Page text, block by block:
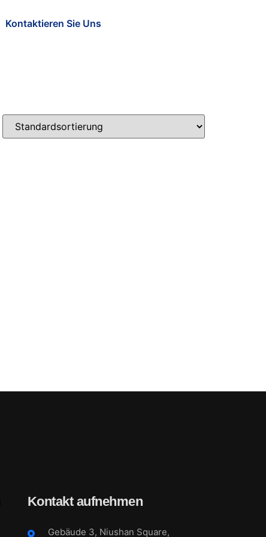
Kontaktieren Sie Uns
Kontakt aufnehmen
Gebäude 3, Niushan Square,